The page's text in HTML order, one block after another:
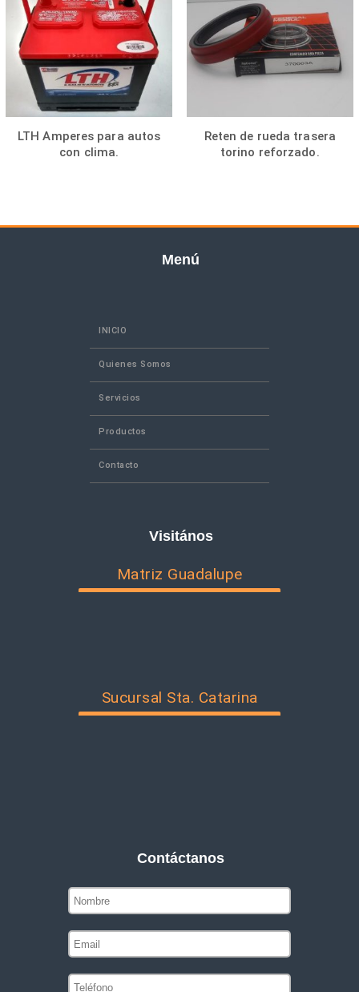
LTH Amperes para autos
con clima.
Reten de rueda trasera
torino reforzado.
Menú
INICIO
Quienes Somos
Servicios
Productos
Contacto
Visitános
Matriz Guadalupe
Sucursal Sta. Catarina
Contáctanos